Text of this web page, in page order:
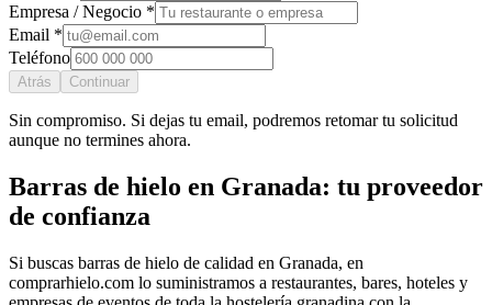
Empresa / Negocio *
Email *
Teléfono
Atrás Continuar
Sin compromiso. Si dejas tu email, podremos retomar tu solicitud
aunque no termines ahora.
Barras de hielo en Granada: tu proveedor
de confianza
Si buscas barras de hielo de calidad en Granada, en
comprarhielo.com lo suministramos a restaurantes, bares, hoteles y